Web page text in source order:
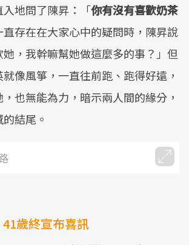
地問了陳昇：「你有沒有喜歡奶茶
直存在在大家心中的疑問時，陳昇說
，我幹嘛幫她做這麼多的事？」但
像風箏，一直往前跑、跑得好遠，
也無能為力，暗示兩人間的緣分，
結尾。
歲終宣布喜訊